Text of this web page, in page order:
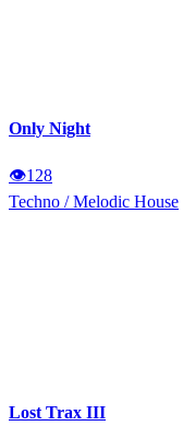
Only Night
👁128
Techno / Melodic House
Lost Trax III